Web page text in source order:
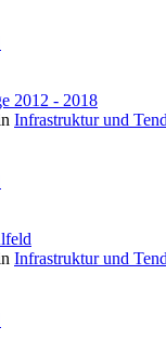
2012 - 2018
Infrastruktur und
Infrastruktur und